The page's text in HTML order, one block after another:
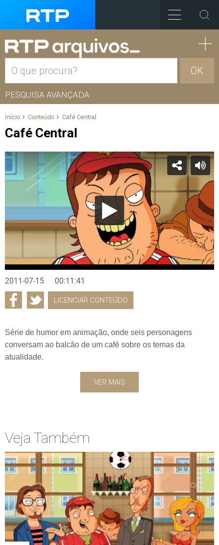
OK
PESQUISA AVANÇADA
Início Conteúdo Café Central
Café Central
2011-07-15 00:11:41
LICENCIAR CONTEÚDO
Série de humor em animação, onde seis personagens
conversam ao balcão de um café sobre os temas da
atualidade.
VER MAIS
Veja Também